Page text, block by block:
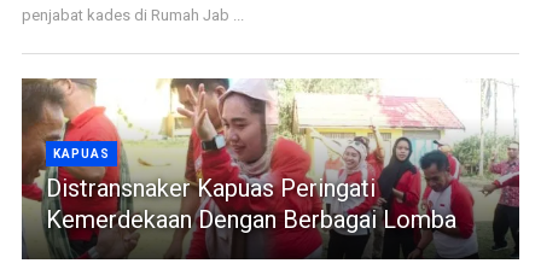
penjabat kades di Rumah Jab ...
KAPUAS
Distransnaker Kapuas Peringati
Kemerdekaan Dengan Berbagai Lomba